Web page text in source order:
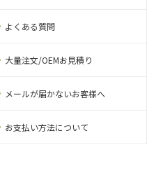
大量注文/OEMお見積り
お支払い方法について
よくある質問
メールが届かないお客様へ